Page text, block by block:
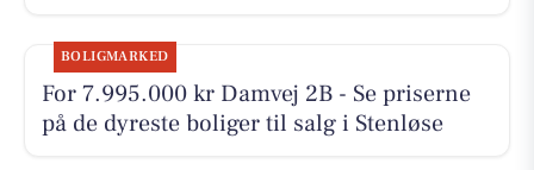
BOLIGMARKED
For 7.995.000 kr Damvej 2B - Se priserne
på de dyreste boliger til salg i Stenløse